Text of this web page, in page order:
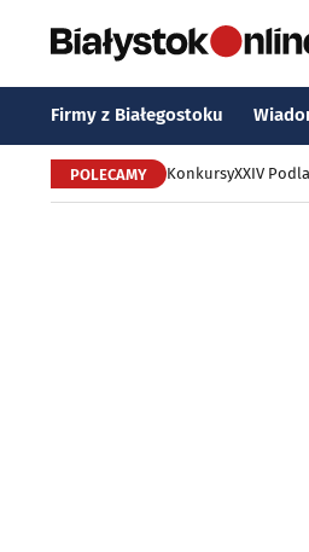
Firmy z Białegostoku
POLECAMY KonkursyXXIV